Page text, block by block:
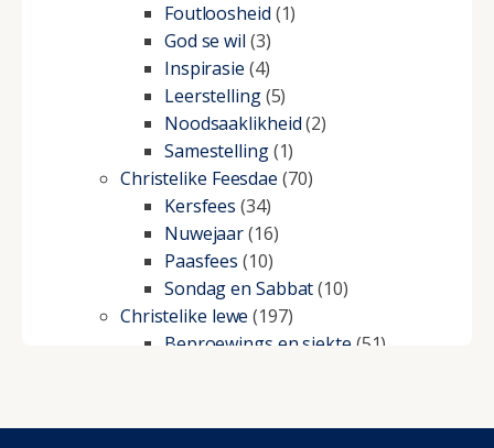
Foutloosheid (1)
God se wil (3)
Inspirasie (4)
Leerstelling(5)
Noodsaaklikheid(2)
Samestelling(1)
Christelike Feesdae (70)
Kersfees (34)
Nuwejaar(16)
Paasfees (10)
Sondag en Sabbat(10)
Christelike lewe (197)
Beproewings en siekte (51)
Geestelike Groei(10)